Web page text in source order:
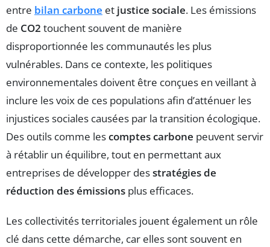
entre bilan carbone et justice sociale. Les émissions
de CO2 touchent souvent de manière
disproportionnée les communautés les plus
vulnérables. Dans ce contexte, les politiques
environnementales doivent être conçues en veillant à
inclure les voix de ces populations afin d’atténuer les
injustices sociales causées par la transition écologique.
Des outils comme lescomptes carbone peuvent servir
à rétablir un équilibre, tout en permettant aux
entreprises de développer desstratégies de
réduction des émissions plus efficaces.
Les collectivités territoriales jouent également un rôle
clé dans cette démarche, car elles sont souvent en